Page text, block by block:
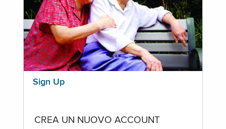
Sign Up
CREA UN NUOVO ACCOUNT